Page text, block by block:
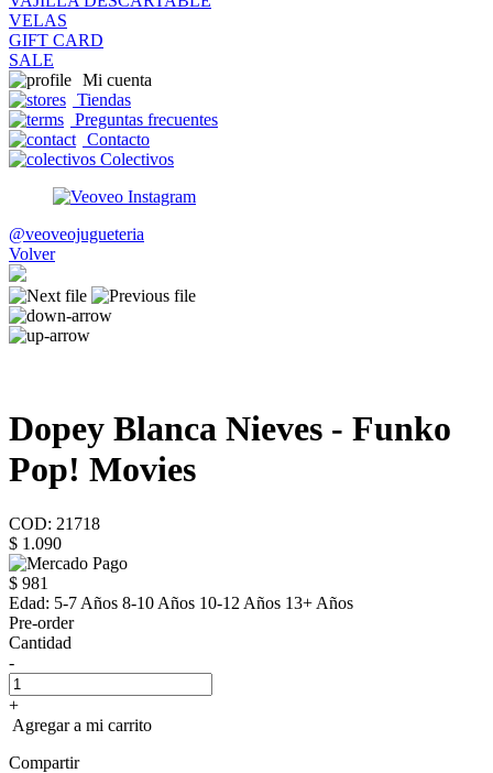
VELAS
GIFT CARD
SALE
Mi cuenta
Tiendas
Preguntas frecuentes
Contacto
Colectivos
@veoveojugueteria
Volver
Dopey Blanca Nieves - Funko
Pop! Movies
COD: 21718
$ 1.090
$ 981
Edad: 5-7 Años 8-10 Años 10-12 Años 13+ Años
Pre-order
Cantidad
-
+
Agregar a mi carrito
Compartir